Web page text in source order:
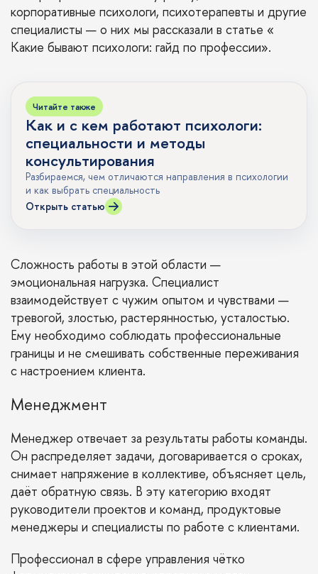
корпоративные психологи, психотерапевты и другие
специалисты — о них мы рассказали в статье «
Какие бывают психологи: гайд по профессии».
Читайте также
Как и с кем работают психологи:
специальности и методы
консультирования
Разбираемся, чем отличаются направления в психологии
и как выбрать специальность
Открыть статью
Сложность работы в этой области —
эмоциональная нагрузка. Специалист
взаимодействует с чужим опытом и чувствами —
тревогой, злостью, растерянностью, усталостью.
Ему необходимо соблюдать профессиональные
границы и не смешивать собственные переживания
с настроением клиента.
Менеджмент
Менеджер отвечает за результаты работы команды.
Он распределяет задачи, договаривается о сроках,
снимает напряжение в коллективе, объясняет цель,
даёт обратную связь. В эту категорию входят
руководители проектов и команд, продуктовые
менеджеры и специалисты по работе с клиентами.
Профессионал в сфере управления чётко